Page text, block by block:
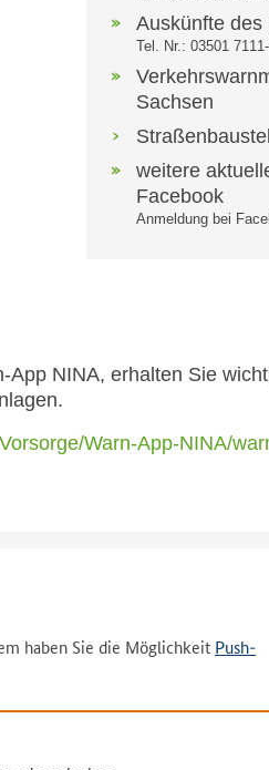
Auskünfte des
Tel. Nr.: 03501
Sachsen
weitere
Facebook
Anmeldung bei
App NINA, erhalten Sie
Warn-App-NINA/